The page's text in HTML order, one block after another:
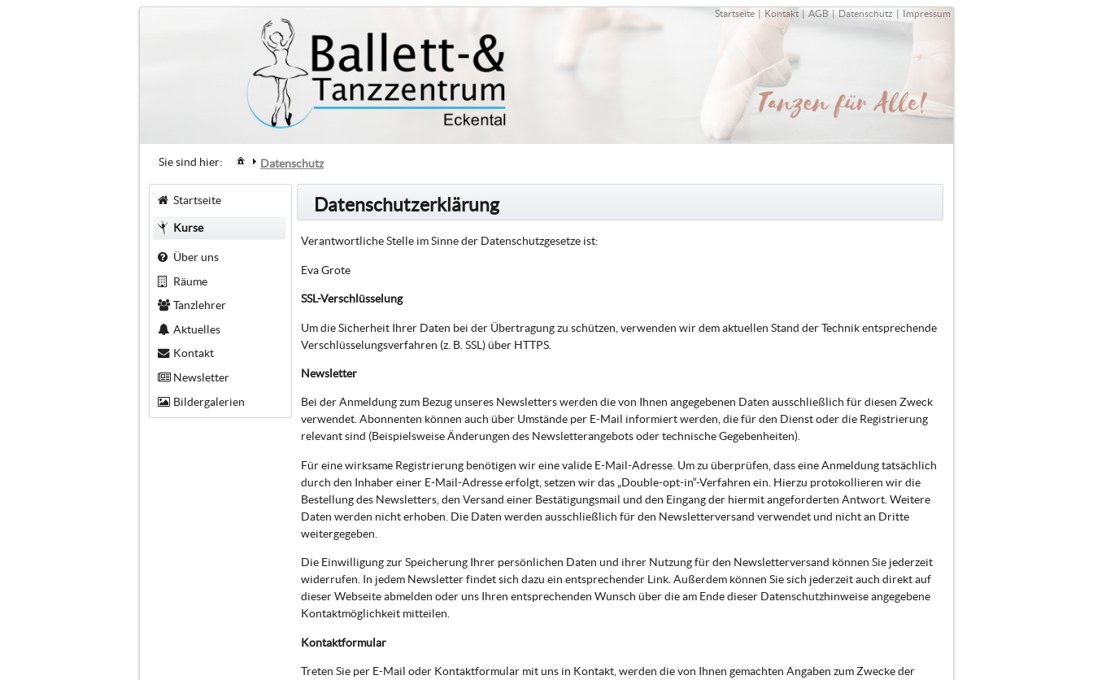
Startseite | Kontakt | AGB | Datenschutz | Impressum
Sie sind hier: Datenschutz
Startseite
Kurse
Über uns
Räume
Tanzlehrer
Aktuelles
Kontakt
Newsletter
Bildergalerien
Datenschutzerklärung
Verantwortliche Stelle im Sinne der Datenschutzgesetze ist:
Eva Grote
SSL-Verschlüsselung
Um die Sicherheit Ihrer Daten bei der Übertragung zu schützen, verwenden wir dem aktuellen Stand der Technik entsprechende
Verschlüsselungsverfahren (z. B. SSL) über HTTPS.
Newsletter
Bei der Anmeldung zum Bezug unseres Newsletters werden die von Ihnen angegebenen Daten ausschließlich für diesen Zweck
verwendet. Abonnenten können auch über Umstände per E-Mail informiert werden, die für den Dienst oder die Registrierung
relevant sind (Beispielsweise Änderungen des Newsletterangebots oder technische Gegebenheiten).
Für eine wirksame Registrierung benötigen wir eine valide E-Mail-Adresse. Um zu überprüfen, dass eine Anmeldung tatsächlich
durch den Inhaber einer E-Mail-Adresse erfolgt, setzen wir das „Double-opt-in“-Verfahren ein. Hierzu protokollieren wir die
Bestellung des Newsletters, den Versand einer Bestätigungsmail und den Eingang der hiermit angeforderten Antwort. Weitere
Daten werden nicht erhoben. Die Daten werden ausschließlich für den Newsletterversand verwendet und nicht an Dritte
weitergegeben.
Die Einwilligung zur Speicherung Ihrer persönlichen Daten und ihrer Nutzung für den Newsletterversand können Sie jederzeit
widerrufen. In jedem Newsletter findet sich dazu ein entsprechender Link. Außerdem können Sie sich jederzeit auch direkt auf
dieser Webseite abmelden oder uns Ihren entsprechenden Wunsch über die am Ende dieser Datenschutzhinweise angegebene
Kontaktmöglichkeit mitteilen.
Kontaktformular
Treten Sie per E-Mail oder Kontaktformular mit uns in Kontakt, werden die von Ihnen gemachten Angaben zum Zwecke der